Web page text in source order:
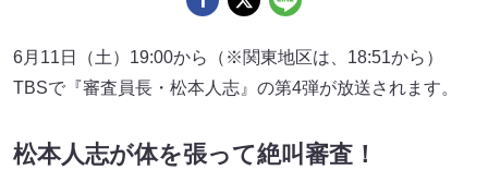
6月11日（土）19:00から（※関東地区は、18:51から）
TBSで『審査員長・松本人志』の第4弾が放送されます。
松本人志が体を張って絶叫審査！